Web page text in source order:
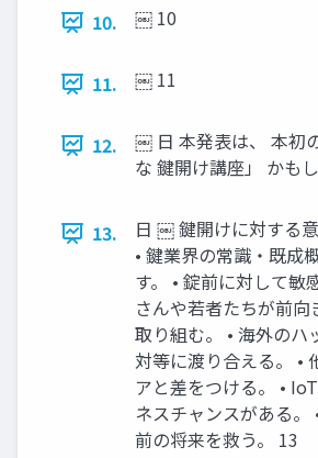
10. ￼ 10
11. ￼ 11
12.
￼ 日 本発表は、 本初
な 鍵開け講座」 かも
13.
日 ￼ 鍵開けに対する
• 鍵業界の常識・既成
す。 • 錠前に対して敏
さんや若者たちが前向
取り組む。 • 海外のハ
対等に渡り合える。 •
アと差をつける。 •
ネスチャンスがある。
前の将来を救う。 13